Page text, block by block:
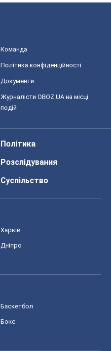
Команда
Політика конфіденційності
Документи
Журналісти OBOZ.UA на місці
подій
Політика
Розслідування
Суспільство
Харків
Дніпро
Баскетбол
Бокс